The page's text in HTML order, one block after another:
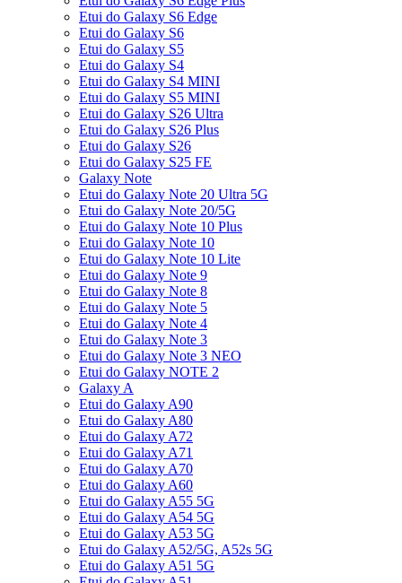
Etui do Galaxy S6 Edge
Etui do Galaxy S6
Etui do Galaxy S5
Etui do Galaxy S4
Etui do Galaxy S4 MINI
Etui do Galaxy S5 MINI
Etui do Galaxy S26 Ultra
Etui do Galaxy S26 Plus
Etui do Galaxy S26
Etui do Galaxy S25 FE
Galaxy Note
Etui do Galaxy Note 20 Ultra 5G
Etui do Galaxy Note 20/5G
Etui do Galaxy Note 10 Plus
Etui do Galaxy Note 10
Etui do Galaxy Note 10 Lite
Etui do Galaxy Note 9
Etui do Galaxy Note 8
Etui do Galaxy Note 5
Etui do Galaxy Note 4
Etui do Galaxy Note 3
Etui do Galaxy Note 3 NEO
Etui do Galaxy NOTE 2
Galaxy A
Etui do Galaxy A90
Etui do Galaxy A80
Etui do Galaxy A72
Etui do Galaxy A71
Etui do Galaxy A70
Etui do Galaxy A60
Etui do Galaxy A55 5G
Etui do Galaxy A54 5G
Etui do Galaxy A53 5G
Etui do Galaxy A52/5G, A52s 5G
Etui do Galaxy A51 5G